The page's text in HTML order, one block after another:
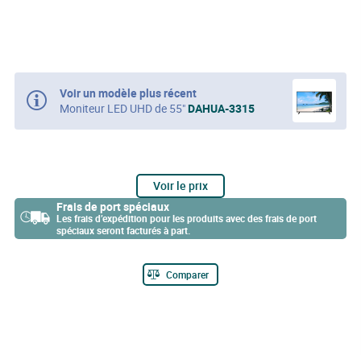
Voir un modèle plus récent
Moniteur LED UHD de 55"DAHUA-3315
Voir le prix
Frais de port spéciaux
Les frais d’expédition pour les produits avec des frais de port
spéciaux seront facturés à part.
Comparer